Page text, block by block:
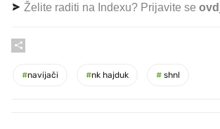
Želite raditi na Indexu? Prijavite se
#navijači #nk hajduk # shnl